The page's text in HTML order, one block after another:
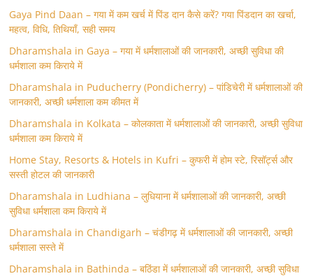
Gaya Pind Daan – गया में कम खर्च में पिंड दान कैसे करें? गया पिंडदान का खर्चा,
महत्व, विधि, तिथियाँ, सही समय
Dharamshala in Gaya – गया में धर्मशालाओं की जानकारी, अच्छी सुविधा की
धर्मशाला कम किराये में
Dharamshala in Puducherry (Pondicherry) – पांडिचेरी में धर्मशालाओं की
जानकारी, अच्छी धर्मशाला कम कीमत में
Dharamshala in Kolkata – कोलकाता में धर्मशालाओं की जानकारी, अच्छी सुविधा
धर्मशाला कम किराये में
Home Stay, Resorts & Hotels in Kufri – कुफरी में होम स्‍टे, रिसॉर्ट्स और
सस्ती होटल की जानकारी
Dharamshala in Ludhiana – लुधियाना में धर्मशालाओं की जानकारी, अच्छी
सुविधा धर्मशाला कम किराये में
Dharamshala in Chandigarh – चंडीगढ़ में धर्मशालाओं की जानकारी, अच्छी
धर्मशाला सस्ते में
Dharamshala in Bathinda – बठिंडा में धर्मशालाओं की जानकारी, अच्छी सुविधा